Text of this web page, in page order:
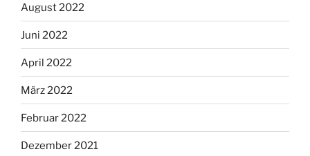
August 2022
Juni 2022
April 2022
März 2022
Februar 2022
Dezember 2021